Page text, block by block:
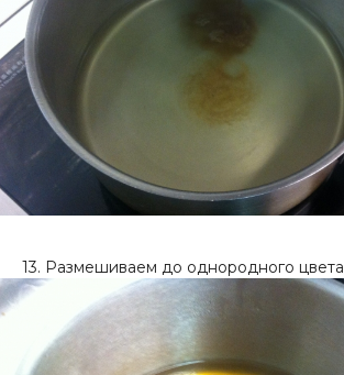
13. Размешиваем до однородного цвета